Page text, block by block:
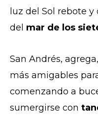
luz del Sol rebote y
del mar de los
San Andrés,
más amigables
comenzando a
sumergirse con